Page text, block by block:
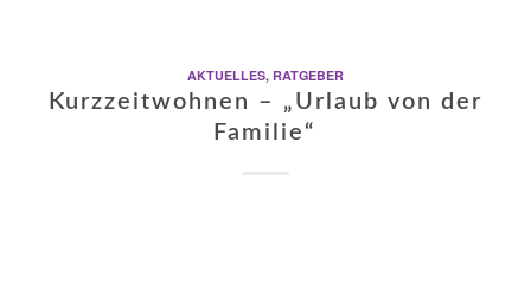
AKTUELLES, RATGEBER
Kurzzeitwohnen – „Urlaub von der
Familie“